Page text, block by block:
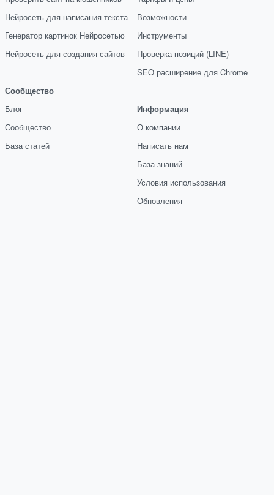
Нейросеть для написания текста
Генератор картинок Нейросетью
Нейросеть для создания сайтов
Сообщество
Блог
Сообщество
База статей
Возможности
Инструменты
Проверка позиций (LINE)
SEO расширение для Chrome
Информация
О компании
Написать нам
База знаний
Условия использования
Обновления